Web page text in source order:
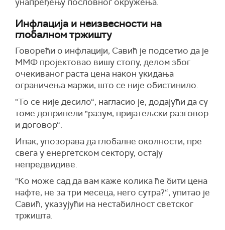
Инфлација и неизвесности на
глобалном тржишту
Говорећи о инфлацији, Савић је подсетио да је
ММФ пројектовао вишу стопу, делом због
очекиваног раста цена након укидања
ограничења маржи, што се није обистинило.
"То се није десило“, нагласио је, додајући да су
томе допринели "разум, пријатељски разговор
и договор“.
Ипак, упозорава да глобалне околности, пре
свега у енергетском сектору, остају
непредвидиве.
"Ко може сад да вам каже колика ће бити цена
нафте, не за три месеца, него сутра?“, упитао је
Савић, указујући на нестабилност светског
тржишта.